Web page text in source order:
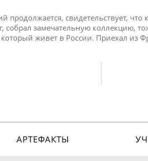
продолжается, свидетельствует,
собрал замечательную коллекцию,
живет в России. Приехал из
АРТЕФАКТЫ